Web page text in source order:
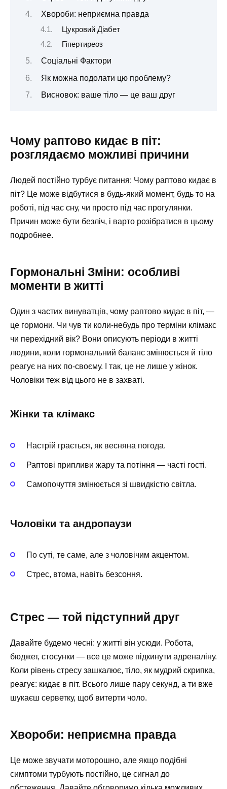
Хвороби: неприємна правда
Цукровий Діабет
Гіпертиреоз
Соціальні Фактори
Як можна подолати цю проблему?
Висновок: ваше тіло — це ваш друг
Чому раптово кидає в піт:
розглядаємо можливі причини
Людей постійно турбує питання: Чому раптово кидає в
піт? Це може відбутися в будь-який момент, будь то на
роботі, під час сну, чи просто під час прогулянки.
Причин може бути безліч, і варто розібратися в цьому
подробнее.
Гормональні Зміни: особливі
моменти в житті
Один з частих винуватців, чому раптово кидає в піт, —
це гормони. Чи чув ти коли-небудь про терміни клімакс
чи перехідний вік? Вони описують періоди в житті
людини, коли гормональний баланс змінюється й тіло
реагує на них по-своєму. І так, це не лише у жінок.
Чоловіки теж від цього не в захваті.
Жінки та клімакс
Настрій грається, як весняна погода.
Раптові припливи жару та потіння — часті гості.
Самопочуття змінюється зі швидкістю світла.
Чоловіки та андропаузи
По суті, те саме, але з чоловічим акцентом.
Стрес, втома, навіть безсоння.
Стрес — той підступний друг
Давайте будемо чесні: у житті він усюди. Робота,
бюджет, стосунки — все це може підкинути адреналіну.
Коли рівень стресу зашкалює, тіло, як мудрий скрипка,
реагує: кидає в піт. Всього лише пару секунд, а ти вже
шукаєш серветку, щоб витерти чоло.
Хвороби: неприємна правда
Це може звучати моторошно, але якщо подібні
симптоми турбують постійно, це сигнал до